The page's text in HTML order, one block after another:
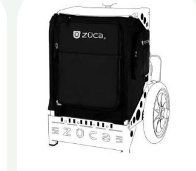
product
heeft
meerdere
Deze
optie
kan